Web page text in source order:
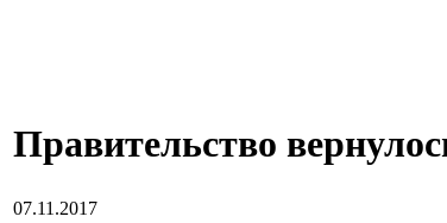
Правительство
07.11.2017